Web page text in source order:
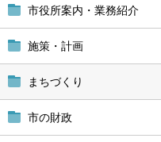
市役所案内・業務紹介
施策・計画
まちづくり
市の財政